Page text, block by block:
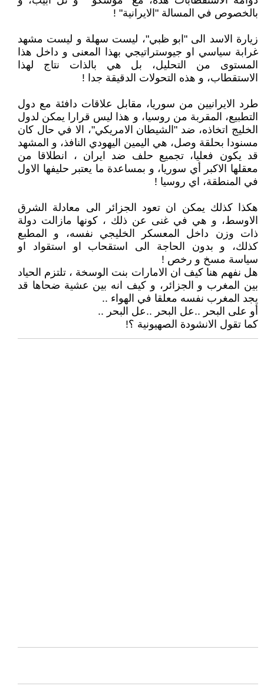
بالخصوص في المسالة "الايرانية" !
زيارة الاسد الى "ابو ظبي"، ليست سهلة و ليست مشهد
غرابة سياسي او جيوستراتيجي بهذا المعنى و داخل هذا
المستوى من التحليل، بل هي بالذات نتاج لهذا
الاستقطاب، و هذه التحولات الدقيقة جدا !
طرد الايرانيين من سوريا، مقابل علاقات دافئة مع دول
التطبيع، المقربة من روسيا، و هذا ليس قرارا يمكن لدول
الخليج اتخاذه، ضد "الشيطان الامريكي"، الا في حال كان
مسنودا بحلقة وصل، هي اليمين اليهودي النافذ، و المشهد
قد يكون فعليا، تجميع حلف ضد ايران ، انطلاقا من
معقلها الاكبر أي سوريا، و بمساعدة ما يعتبر حليفها الاول
في المنطقة، اي روسيا !
هكذا كذلك يمكن ان تعود الجزائر الى معادلة الشرق
الاوسط، و هي في غنى عن ذلك ، كونها مازالت دولة
ذات وزن داخل المعسكر الخليجي نفسه، و المطبع
كذلك، و بدون الحاجة الى استقحاب او استقواد او
سياسة مسخ و رخص !
هل نفهم هنا كيف ان الامارات بنت الوسخة ، تلتزم الحياد
بين المغرب و الجزائر، و كيف انه بين عشية ضحاها قد
يجد المغرب نفسه معلقا في الهواء ..
أو على البحر ..عل البحر ..عل البحر ..
كما تقول الانشودة الصهيونية ؟!